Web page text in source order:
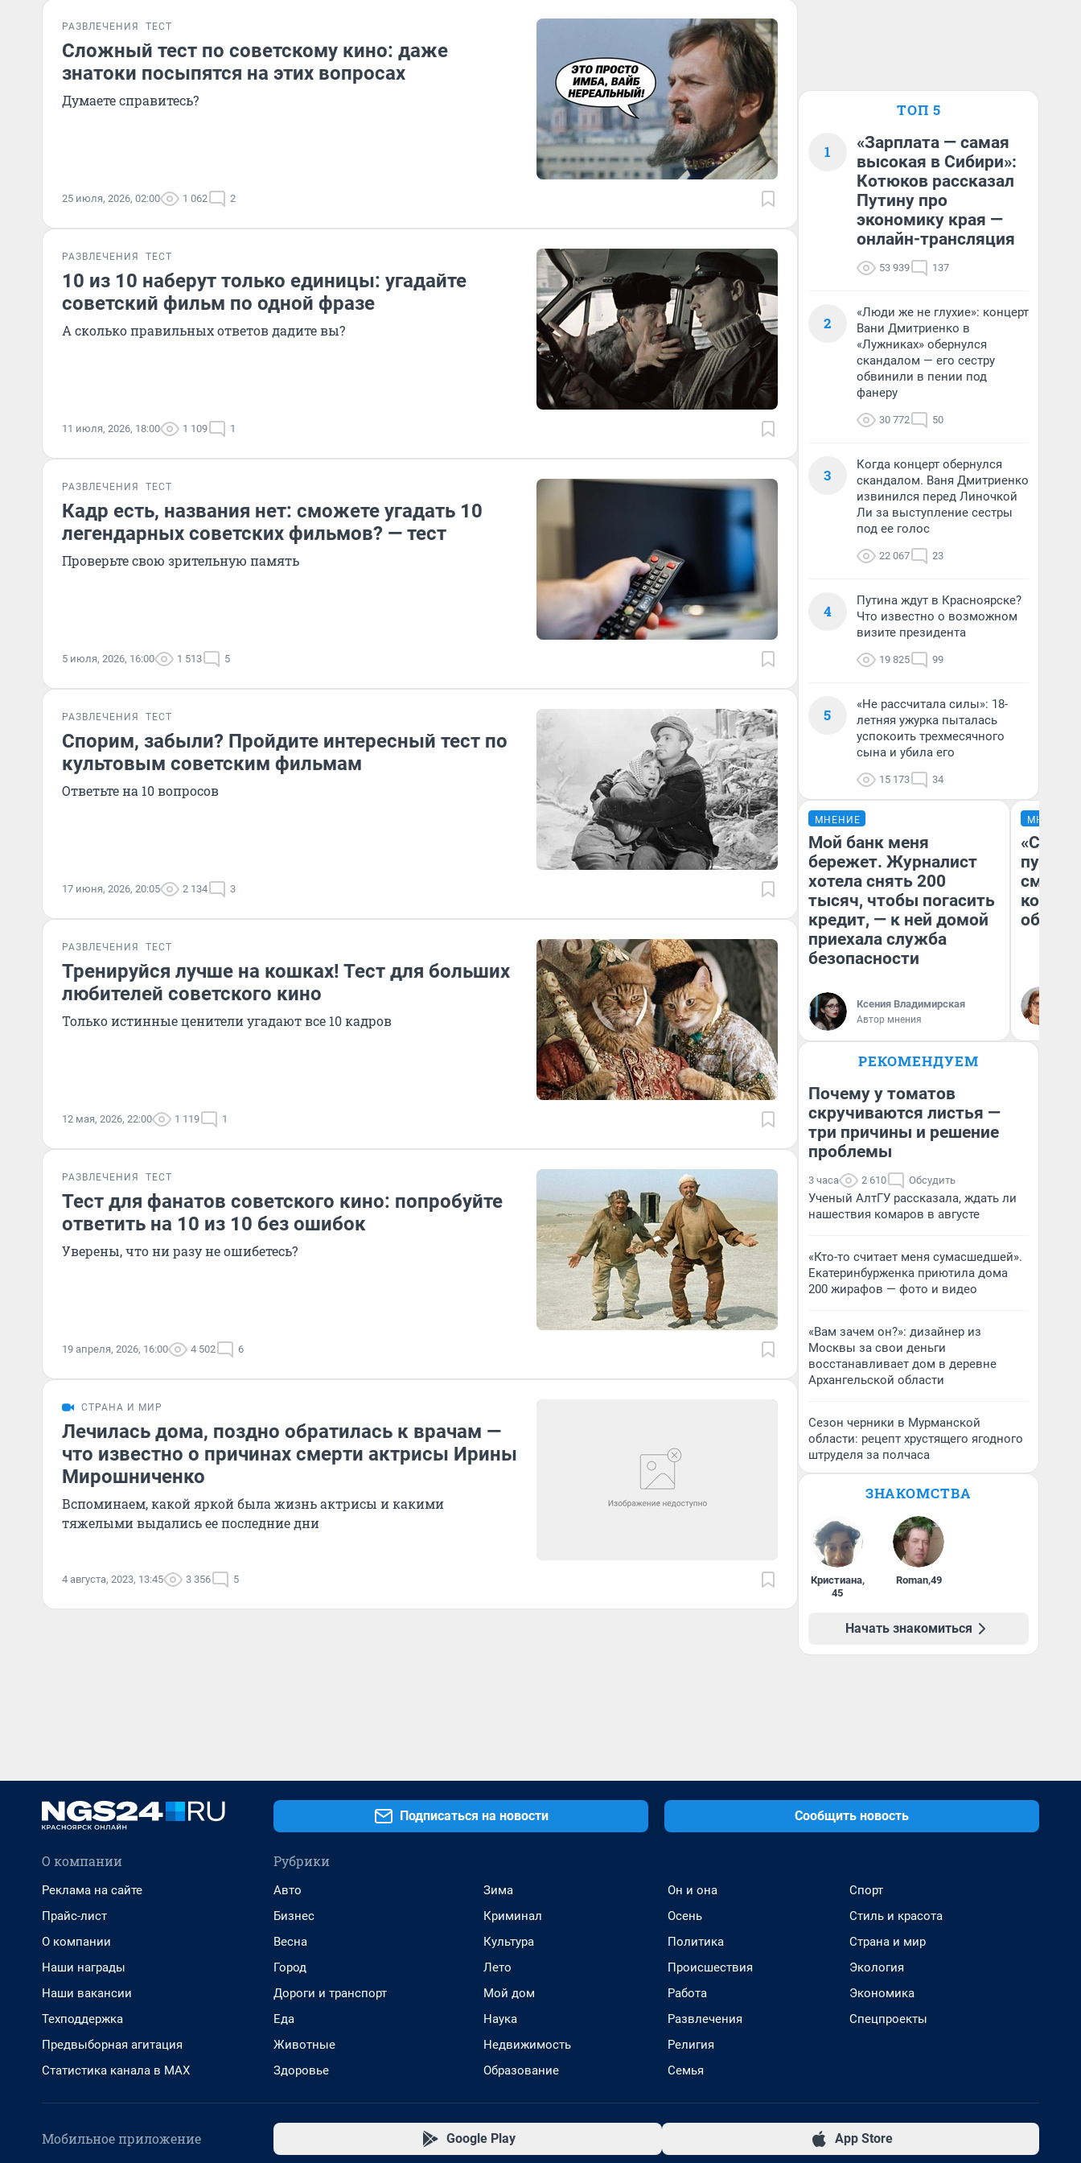
РАЗВЛЕЧЕНИЯ ТЕСТ
Сложный тест по советскому кино: даже
знатоки посыпятся на этих вопросах
Думаете справитесь?
25 июля, 2026, 02:00 1 062 2
РАЗВЛЕЧЕНИЯ ТЕСТ
10 из 10 наберут только единицы: угадайте
советский фильм по одной фразе
А сколько правильных ответов дадите вы?
11 июля, 2026, 18:00 1 109 1
РАЗВЛЕЧЕНИЯ ТЕСТ
Кадр есть, названия нет: сможете угадать 10
легендарных советских фильмов? — тест
Проверьте свою зрительную память
5 июля, 2026, 16:00 1 513 5
РАЗВЛЕЧЕНИЯ ТЕСТ
Спорим, забыли? Пройдите интересный тест по
культовым советским фильмам
Ответьте на 10 вопросов
17 июня, 2026, 20:05 2 134 3
РАЗВЛЕЧЕНИЯ ТЕСТ
Тренируйся лучше на кошках! Тест для больших
любителей советского кино
Только истинные ценители угадают все 10 кадров
12 мая, 2026, 22:00 1 119 1
РАЗВЛЕЧЕНИЯ ТЕСТ
Тест для фанатов советского кино: попробуйте
ответить на 10 из 10 без ошибок
Уверены, что ни разу не ошибетесь?
19 апреля, 2026, 16:00 4 502 6
СТРАНА И МИР
Лечилась дома, поздно обратилась к врачам —
что известно о причинах смерти актрисы Ирины
Мирошниченко
Вспоминаем, какой яркой была жизнь актрисы и какими
тяжелыми выдались ее последние дни
4 августа, 2023, 13:45 3 356 5
ТОП 5
1
«Зарплата — самая
высокая в Сибири»:
Котюков рассказал
Путину про
экономику края —
онлайн-трансляция
53 939 137
2
«Люди же не глухие»: концерт
Вани Дмитриенко в
«Лужниках» обернулся
скандалом — его сестру
обвинили в пении под
фанеру
30 772 50
3
Когда концерт обернулся
скандалом. Ваня Дмитриенко
извинился перед Линочкой
Ли за выступление сестры
под ее голос
22 067 23
4
Путина ждут в Красноярске?
Что известно о возможном
визите президента
19 825 99
5
«Не рассчитала силы»: 18-
летняя ужурка пыталась
успокоить трехмесячного
сына и убила его
15 173 34
МНЕНИЕ
Мой банк меня
бережет. Журналист
хотела снять 200
тысяч, чтобы погасить
кредит, — к ней домой
приехала служба
безопасности
Ксения Владимирская
Автор мнения
МНЕНИЕ
РЕКОМЕНДУЕМ
Почему у томатов
скручиваются листья —
три причины и решение
проблемы
3 часа 2 610 Обсудить
Ученый АлтГУ рассказала, ждать ли
нашествия комаров в августе
«Кто-то считает меня сумасшедшей».
Екатеринбурженка приютила дома
200 жирафов — фото и видео
«Вам зачем он?»: дизайнер из
Москвы за свои деньги
восстанавливает дом в деревне
Архангельской области
Сезон черники в Мурманской
области: рецепт хрустящего ягодного
штруделя за полчаса
ЗНАКОМСТВА
Кристиана,
45
Roman,49
Начать знакомиться
Подписаться на новости Сообщить новость
О компании
Реклама на сайте
Прайс-лист
О компании
Наши награды
Наши вакансии
Техподдержка
Предвыборная агитация
Статистика канала в MAX
Рубрики
Авто
Бизнес
Весна
Город
Дороги и транспорт
Еда
Животные
Здоровье
Зима
Криминал
Культура
Лето
Мой дом
Наука
Недвижимость
Образование
Он и она
Осень
Политика
Происшествия
Работа
Развлечения
Религия
Семья
Спорт
Стиль и красота
Страна и мир
Экология
Экономика
Спецпроекты
Мобильное приложение Google Play App Store